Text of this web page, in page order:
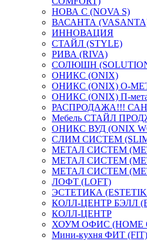
НОВА С (NOVA S)
ВАСАНТА (VASANTA)
ИННОВАЦИЯ
СТАЙЛ (STYLE)
РИВА (RIVA)
СОЛЮШН
ОНИКС (ONIX)
ОНИКС (ONIX) O-
ОНИКС (ONIX) П-
РАСПРОДАЖА!!!
Мебель СТАЙЛ
ОНИКС ВУД (ONIX
СЛИМ СИСТЕМ (SLIM
МЕТАЛ СИСТЕМ
МЕТАЛ СИСТЕМ
МЕТАЛ СИСТЕМ
ЛОФТ (LOFT)
ЭСТЕТИКА
КОЛЛ-ЦЕНТР БЭЛЛ
КОЛЛ-ЦЕНТР
ХОУМ ОФИС (HOME
Мини-кухня ФИТ (FIT)